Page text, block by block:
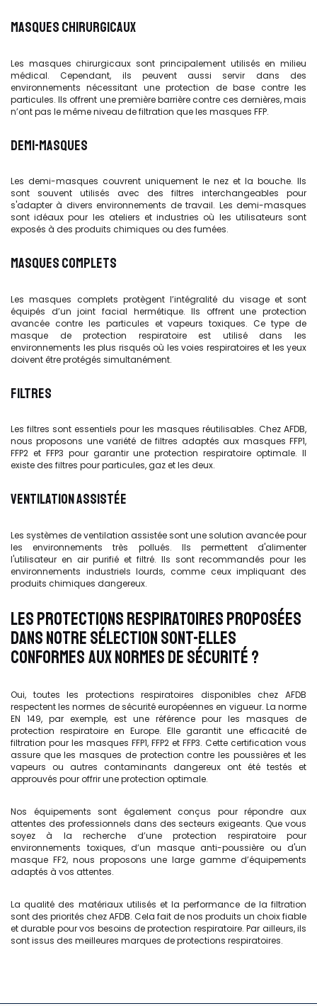
MASQUES CHIRURGICAUX
Les masques chirurgicaux sont principalement utilisés en milieu
médical. Cependant, ils peuvent aussi servir dans des
environnements nécessitant une protection de base contre les
particules. Ils offrent une première barrière contre ces dernières, mais
n’ont pas le même niveau de filtration que les masques FFP.
DEMI-MASQUES
Les demi-masques couvrent uniquement le nez et la bouche. Ils
sont souvent utilisés avec des filtres interchangeables pour
s'adapter à divers environnements de travail. Les demi-masques
sont idéaux pour les ateliers et industries où les utilisateurs sont
exposés à des produits chimiques ou des fumées.
MASQUES COMPLETS
Les masques complets protègent l’intégralité du visage et sont
équipés d’un joint facial hermétique. Ils offrent une protection
avancée contre les particules et vapeurs toxiques. Ce type de
masque de protection respiratoire est utilisé dans les
environnements les plus risqués où les voies respiratoires et les yeux
doivent être protégés simultanément.
FILTRES
Les filtres sont essentiels pour les masques réutilisables. Chez AFDB,
nous proposons une variété de filtres adaptés aux masques FFP1,
FFP2 et FFP3 pour garantir une protection respiratoire optimale. Il
existe des filtres pour particules, gaz et les deux.
VENTILATION ASSISTÉE
Les systèmes de ventilation assistée sont une solution avancée pour
les environnements très pollués. Ils permettent d'alimenter
l'utilisateur en air purifié et filtré. Ils sont recommandés pour les
environnements industriels lourds, comme ceux impliquant des
produits chimiques dangereux.
LES PROTECTIONS RESPIRATOIRES PROPOSÉES
DANS NOTRE SÉLECTION SONT-ELLES
CONFORMES AUX NORMES DE SÉCURITÉ ?
Oui, toutes les protections respiratoires disponibles chez AFDB
respectent les normes de sécurité européennes en vigueur. La norme
EN 149, par exemple, est une référence pour les masques de
protection respiratoire en Europe. Elle garantit une efficacité de
filtration pour les masques FFP1, FFP2 et FFP3. Cette certification vous
assure que les masques de protection contre les poussières et les
vapeurs ou autres contaminants dangereux ont été testés et
approuvés pour offrir une protection optimale.
Nos équipements sont également conçus pour répondre aux
attentes des professionnels dans des secteurs exigeants. Que vous
soyez à la recherche d’une protection respiratoire pour
environnements toxiques, d’un masque anti-poussière ou d'un
masque FF2, nous proposons une large gamme d’équipements
adaptés à vos attentes.
La qualité des matériaux utilisés et la performance de la filtration
sont des priorités chez AFDB. Cela fait de nos produits un choix fiable
et durable pour vos besoins de protection respiratoire. Par ailleurs, ils
sont issus des meilleures marques de protections respiratoires.